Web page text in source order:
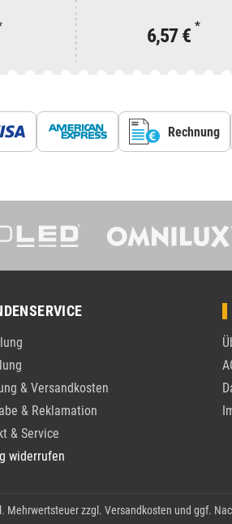
6,57 € *
Rechnung
& Versandkosten
& Reklamation
& Service
widerrufen
Mehrwertsteuer zzgl. Versandkosten und ggf.